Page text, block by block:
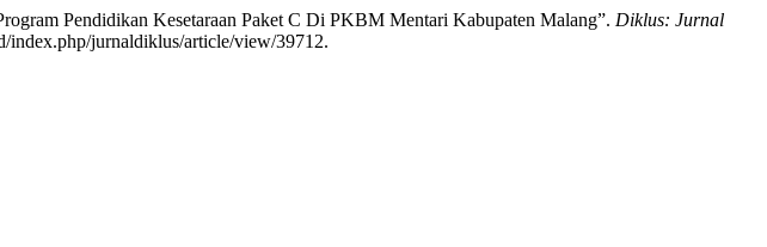
Pendidikan Kesetaraan Paket C Di PKBM Mentari Kabupaten Malang”. Diklus: Jurnal
index.php/jurnaldiklus/article/view/39712.